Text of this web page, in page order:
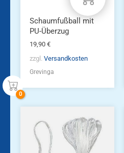
Schaumfußball mit
PU-Überzug
19,90 €
zzgl. Versandkosten
Grevinga